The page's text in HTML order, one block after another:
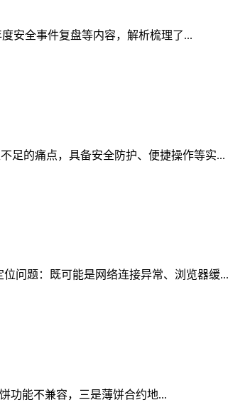
安全事件复盘等内容，解析梳理了...
足的痛点，具备安全防护、便捷操作等实...
问题：既可能是网络连接异常、浏览器缓...
功能不兼容，三是薄饼合约地...